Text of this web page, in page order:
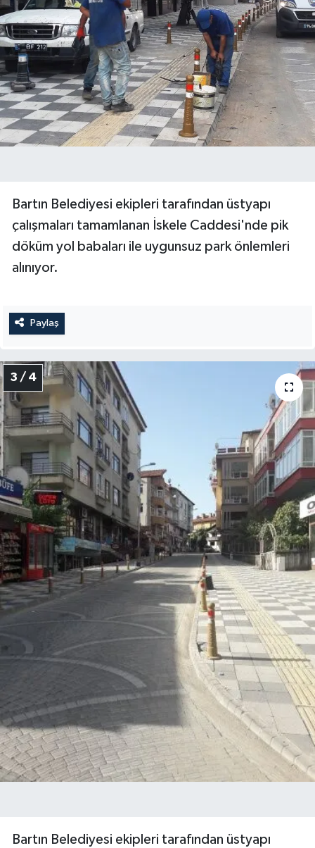
Bartın Belediyesi ekipleri tarafından üstyapı
çalışmaları tamamlanan İskele Caddesi'nde pik
döküm yol babaları ile uygunsuz park önlemleri
alınıyor.
Paylaş
3 / 4
Bartın Belediyesi ekipleri tarafından üstyapı